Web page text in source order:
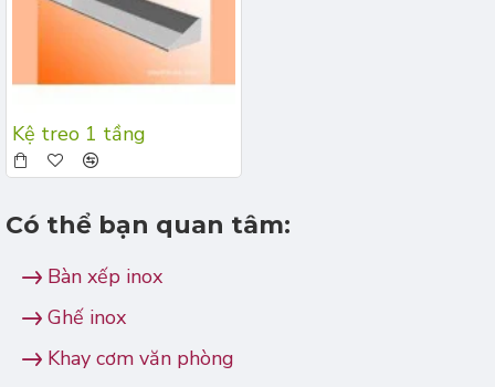
Kệ treo 1 tầng
Có thể bạn quan tâm:
Bàn xếp inox
Ghế inox
Khay cơm văn phòng